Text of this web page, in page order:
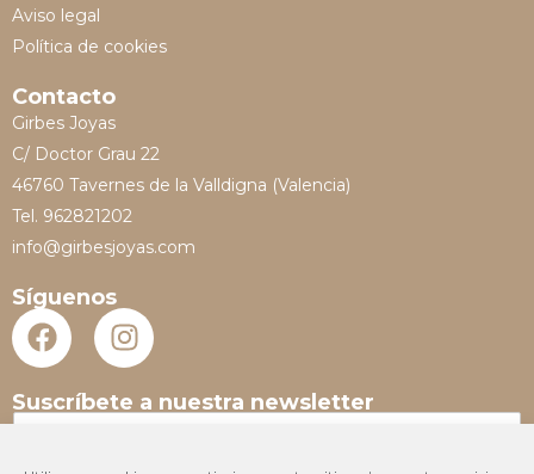
Aviso legal
Política de cookies
Contacto
Girbes Joyas
C/ Doctor Grau 22
46760 Tavernes de la Valldigna (Valencia)
Tel. 962821202
info@girbesjoyas.com
Síguenos
Suscríbete a nuestra newsletter
N